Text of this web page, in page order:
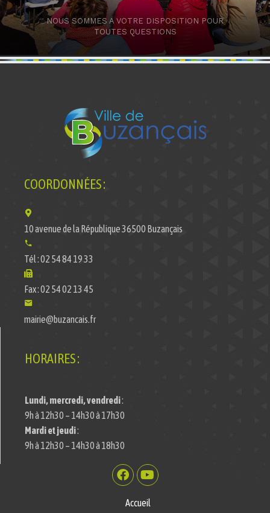
NOUS SOMMES A VOTRE DISPOSITION POUR
TOUTES QUESTIONS
COORDONNÉES :
10 avenue de la République 36500 Buzançais
Tél : 02 54 84 19 33
Fax : 02 54 02 13 45
mairie@buzancais.fr
HORAIRES :
Lundi, mercredi, vendredi:
9h à 12h30 – 14h30 à 17h30
Mardi et jeudi:
9h à 12h30 – 14h30 à 18h30
Accueil